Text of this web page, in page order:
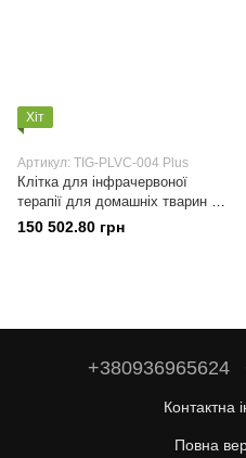
Хіт
Артикул: TIG-PLVC-004 Plus
Клітка для інфрачервоної
терапії для домашніх тварин з
сенсорним дисплеєм
150 502.80 грн
+380936965624
Контактна
Повна